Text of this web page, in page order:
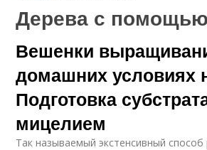
Дерева с помощью
Вешенки
домашних условиях
Подготовка
мицелием
Так называемый экстенсивный